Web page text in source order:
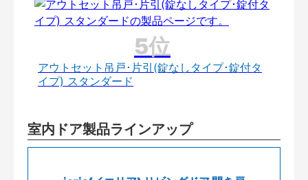
アウトセット吊戸･片引(錠なしタイプ･錠付タ
イプ) スタンダード
室内ドア製品ラインアップ